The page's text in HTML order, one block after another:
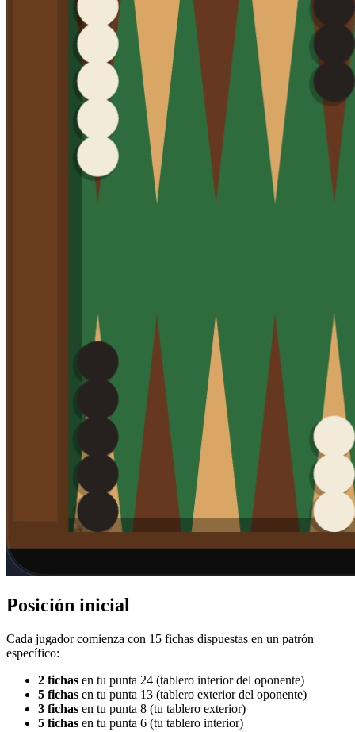
Posición inicial
Cada jugador comienza con 15 fichas dispuestas en un patrón
específico:
2 fichas en tu punta 24 (tablero interior del oponente)
5 fichas en tu punta 13 (tablero exterior del oponente)
3 fichas en tu punta 8 (tu tablero exterior)
5 fichas en tu punta 6 (tu tablero interior)